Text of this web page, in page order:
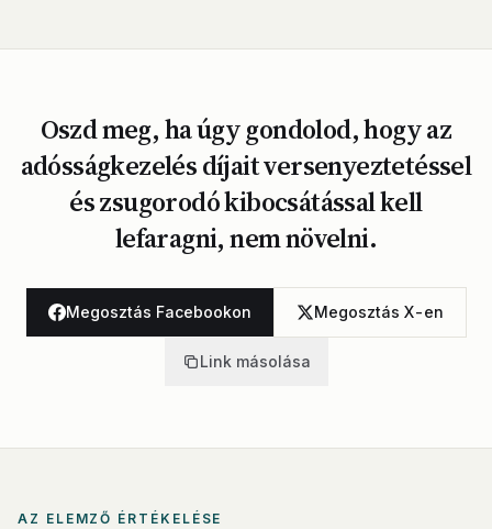
Oszd meg, ha úgy gondolod, hogy az
adósságkezelés díjait versenyeztetéssel
és zsugorodó kibocsátással kell
lefaragni, nem növelni.
Megosztás Facebookon Megosztás X-en
Link másolása
AZ ELEMZŐ ÉRTÉKELÉSE